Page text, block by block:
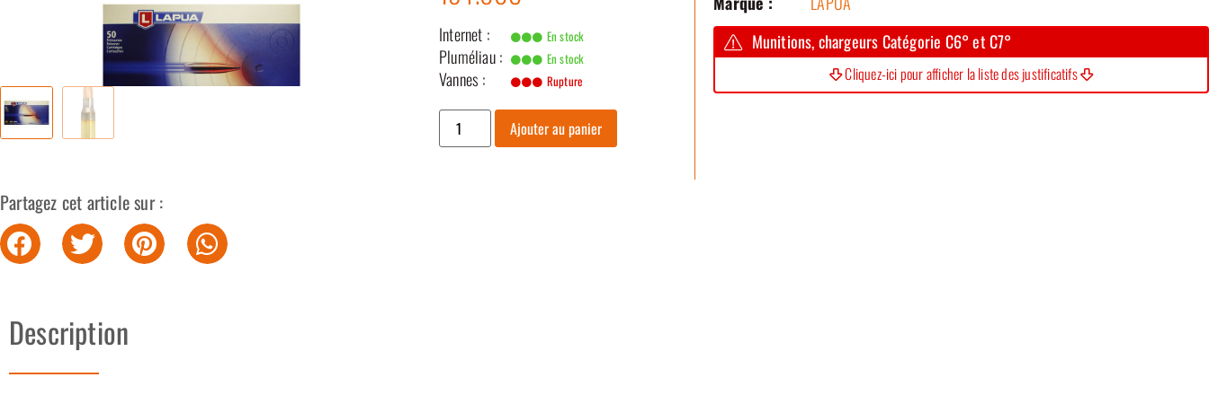
Partagez cet article sur :
Internet : En stock
Pluméliau : En stock
Vannes : Rupture
Ajouter au panier
Munitions, chargeurs Catégorie C6° et C7°
Cliquez-ici pour afficher la liste des justificatifs
Description